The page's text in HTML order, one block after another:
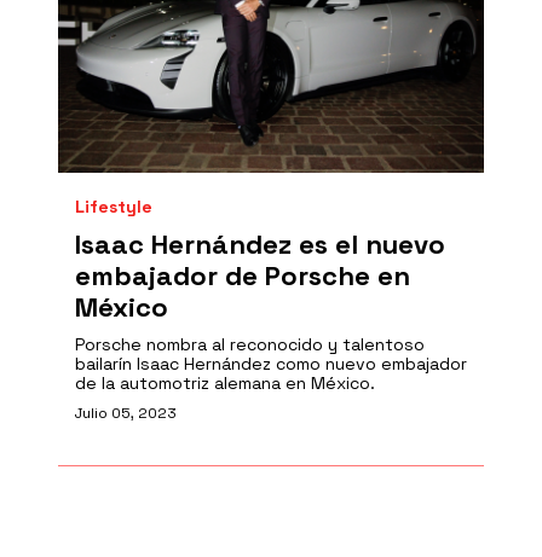
Lifestyle
Isaac Hernández es el nuevo
embajador de Porsche en
México
Porsche nombra al reconocido y talentoso
bailarín Isaac Hernández como nuevo embajador
de la automotriz alemana en México.
Julio 05, 2023